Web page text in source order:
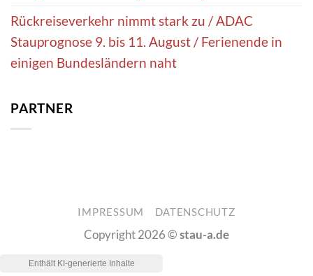
Rückreiseverkehr nimmt stark zu / ADAC
Stauprognose 9. bis 11. August / Ferienende in
einigen Bundesländern naht
PARTNER
IMPRESSUM DATENSCHUTZ
Copyright 2026 ©stau-a.de